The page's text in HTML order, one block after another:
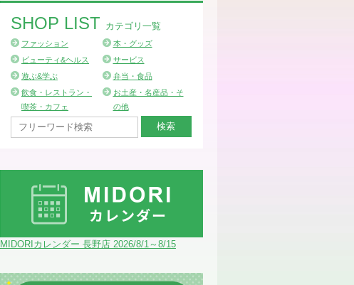
SHOP LIST カテゴリ一覧
ファッション
本・グッズ
ビューティ&ヘルス
サービス
遊ぶ&学ぶ
弁当・食品
飲食・レストラン・
喫茶・カフェ
お土産・名産品・そ
の他
MIDORIカレンダー 長野店 2026/8/1～8/15